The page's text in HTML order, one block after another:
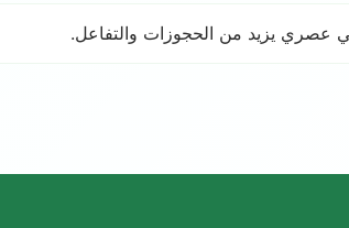
عصري يزيد من الحجوزات والتفاعل.